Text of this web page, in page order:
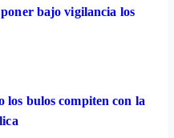
bajo vigilancia los
los bulos compiten con la